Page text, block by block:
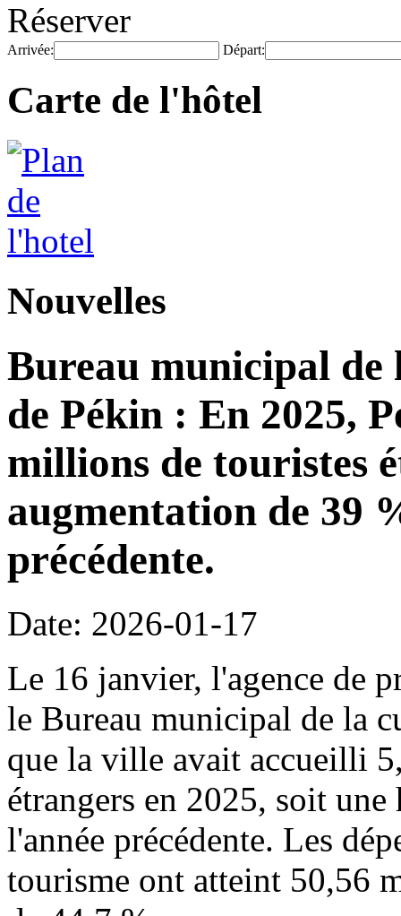
Réserver
Arrivée: Départ:
Carte de l'hôtel
Nouvelles
Bureau municipal
de Pékin : En 2025,
millions de touristes
augmentation de 39
précédente.
Date: 2026-01-17
Le 16 janvier, l'agence de
le Bureau municipal de la
que la ville avait accueilli
étrangers en 2025, soit
l'année précédente. Les
tourisme ont atteint 50,56